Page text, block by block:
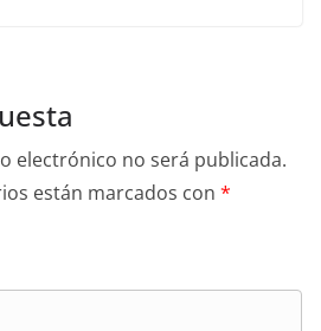
electrónico no será publicada.
están marcados con *